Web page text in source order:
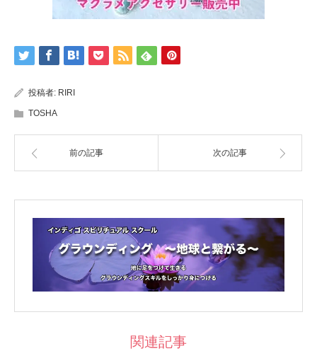
投稿者: RIRI
TOSHA
前の記事 次の記事
関連記事